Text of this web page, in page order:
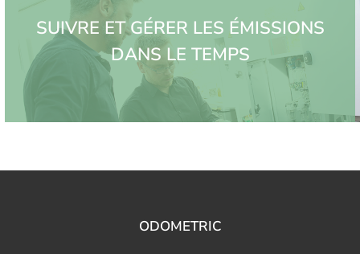
SUIVRE ET GÉRER LES ÉMISSIONS
DANS LE TEMPS
ODOMETRIC